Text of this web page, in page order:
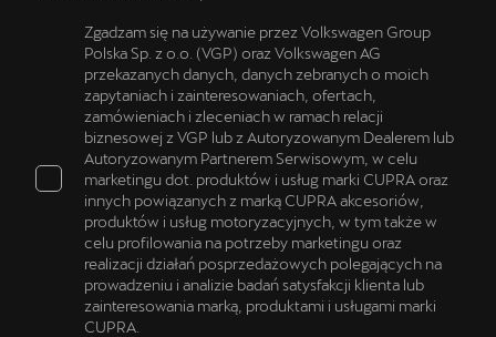
Zgadzam się na używanie przez Volkswagen Group
Polska Sp. z o.o. (VGP) oraz Volkswagen AG
przekazanych danych, danych zebranych o moich
zapytaniach i zainteresowaniach, ofertach,
zamówieniach i zleceniach w ramach relacji
biznesowej z VGP lub z Autoryzowanym Dealerem lub
Autoryzowanym Partnerem Serwisowym, w celu
marketingu dot. produktów i usług marki CUPRA oraz
innych powiązanych z marką CUPRA akcesoriów,
produktów i usług motoryzacyjnych, w tym także w
celu profilowania na potrzeby marketingu oraz
realizacji działań posprzedażowych polegających na
prowadzeniu i analizie badań satysfakcji klienta lub
zainteresowania marką, produktami i usługami marki
CUPRA.